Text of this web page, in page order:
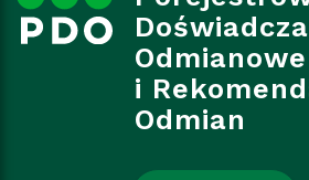
Odmianowe
i
Odmian